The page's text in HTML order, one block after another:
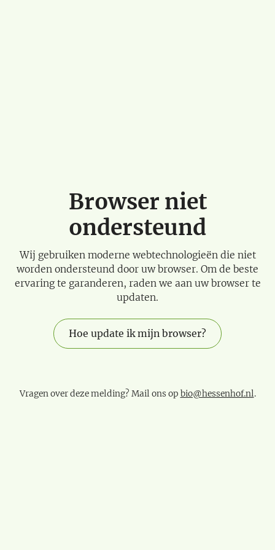
Browser niet
ondersteund
Wij gebruiken moderne webtechnologieën die niet
worden ondersteund door uw browser. Om de beste
ervaring te garanderen, raden we aan uw browser te
updaten.
Hoe update ik mijn browser?
Vragen over deze melding? Mail ons op bio@hessenhof.nl.